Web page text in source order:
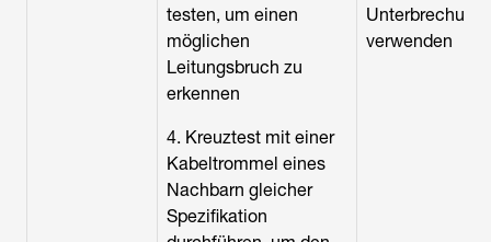
testen, um einen
möglichen
Leitungsbruch zu
erkennen
4. Kreuztest mit einer
Kabeltrommel eines
Nachbarn gleicher
Spezifikation
Unterbrechung
verwenden